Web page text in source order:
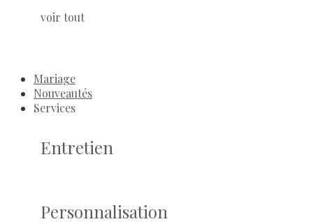
voir tout
Mariage
Nouveautés
Services
Entretien
Personnalisation